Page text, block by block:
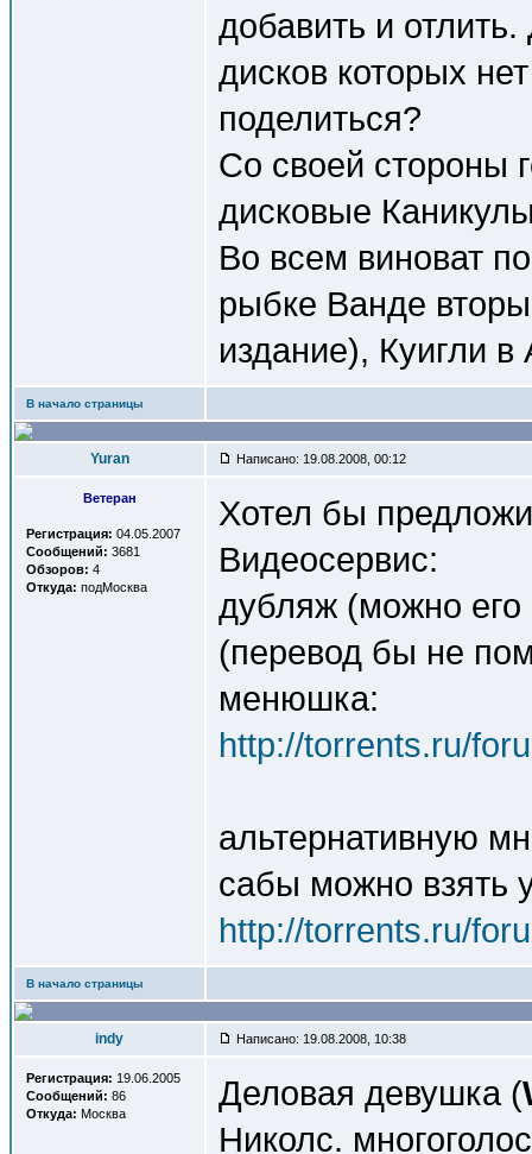
добавить и
дисков которых
поделиться?
Со своей стороны
дисковые
Во всем виноват
рыбке Ванде
издание), Куигли в
В начало страницы
Yuran Написано: 19.08.2008, 00:12
Ветеран
Регистрация: 04.05.2007
Сообщений: 3681
Обзоров: 4
Откуда: подМосква
Хотел бы
Видеосервис:
дубляж (можно его
(перевод бы не
менюшка:
http://torrents.ru/
альтернативную
сабы можно взять
http://torrents.ru/
В начало страницы
indy Написано: 19.08.2008, 10:38
Регистрация: 19.06.2005
Сообщений: 86
Откуда: Москва
Деловая девушка (
Николс.